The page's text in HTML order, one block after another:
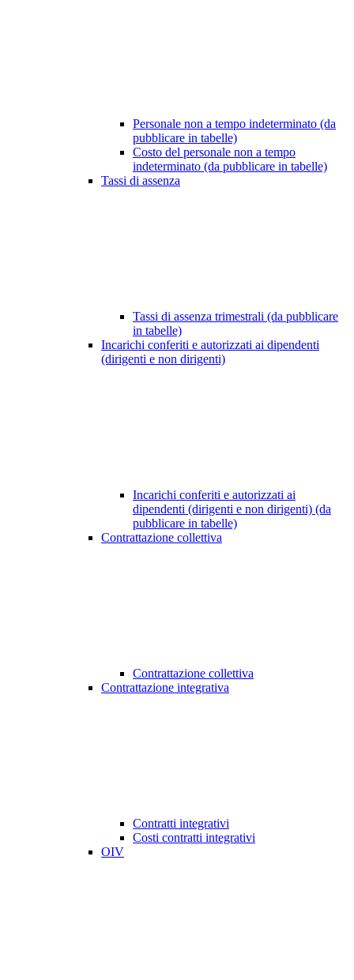
Personale non a tempo indeterminato (da
pubblicare in tabelle)
Costo del personale non a tempo
indeterminato (da pubblicare in tabelle)
Tassi di assenza
Tassi di assenza trimestrali (da pubblicare
in tabelle)
Incarichi conferiti e autorizzati ai dipendenti
(dirigenti e non dirigenti)
Incarichi conferiti e autorizzati ai
dipendenti (dirigenti e non dirigenti) (da
pubblicare in tabelle)
Contrattazione collettiva
Contrattazione collettiva
Contrattazione integrativa
Contratti integrativi
Costi contratti integrativi
OIV